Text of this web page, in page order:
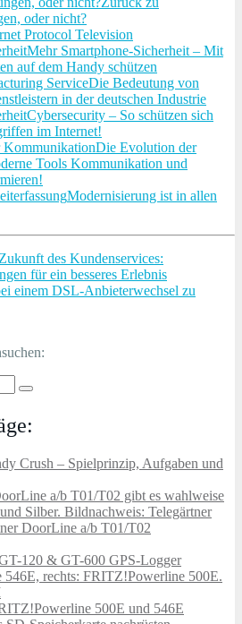
oder nicht?
Protocol Television
Mehr Smartphone-Sicherheit – Mit
auf dem Handy schützen
Die Bedeutung von
in der deutschen Industrie
Cybersecurity – So schützen sich
im Internet!
Die Evolution der
Tools Kommunikation und
Modernisierung ist in allen
des Kundenservices:
für ein besseres Erlebnis
einem DSL-Anbieterwechsel zu
Crush – Spielprinzip, Aufgaben und
DoorLine a/b T01/T02
120 & GT-600 GPS-Logger
500E und 546E